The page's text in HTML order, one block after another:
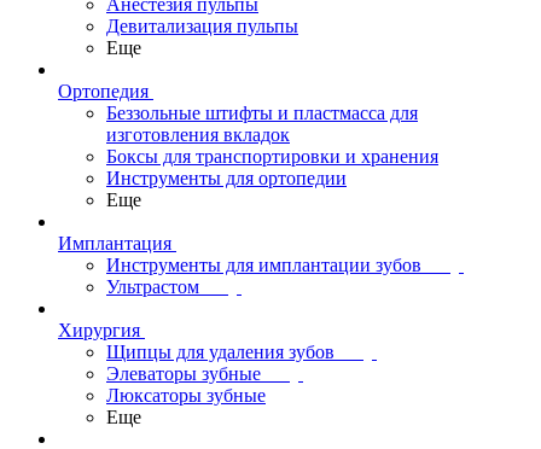
Анестезия пульпы
Девитализация пульпы
Еще
Ортопедия
Беззольные штифты и пластмасса для
изготовления вкладок
Боксы для транспортировки и хранения
Инструменты для ортопедии
Еще
Имплантация
Инструменты для имплантации зубов
Ультрастом
Хирургия
Щипцы для удаления зубов
Элеваторы зубные
Люксаторы зубные
Еще